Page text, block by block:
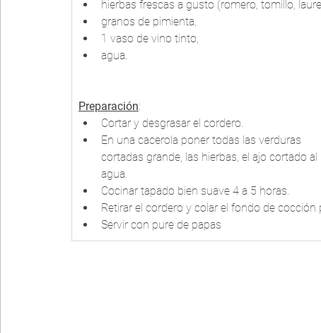
hierbas frescas a gusto (romero, tomillo,
granos de pimienta,
1 vaso de vino tinto,
agua.
Preparación:
Cortar y desgrasar el cordero.
En una cacerola poner todas las verduras
cortadas grande, las hierbas, el ajo cortado
agua.
Cocinar tapado bien suave 4 a 5 horas.
Retirar el cordero y colar el fondo de cocción
Servir con pure de papas